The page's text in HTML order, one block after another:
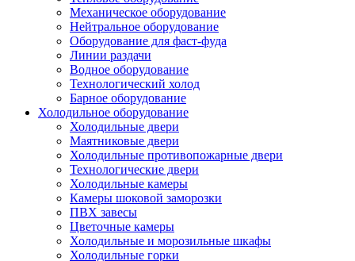
Механическое оборудование
Нейтральное оборудование
Оборудование для фаст-фуда
Линии раздачи
Водное оборудование
Технологический холод
Барное оборудование
Холодильное оборудование
Холодильные двери
Маятниковые двери
Холодильные противопожарные двери
Технологические двери
Холодильные камеры
Камеры шоковой заморозки
ПВХ завесы
Цветочные камеры
Холодильные и морозильные шкафы
Холодильные горки